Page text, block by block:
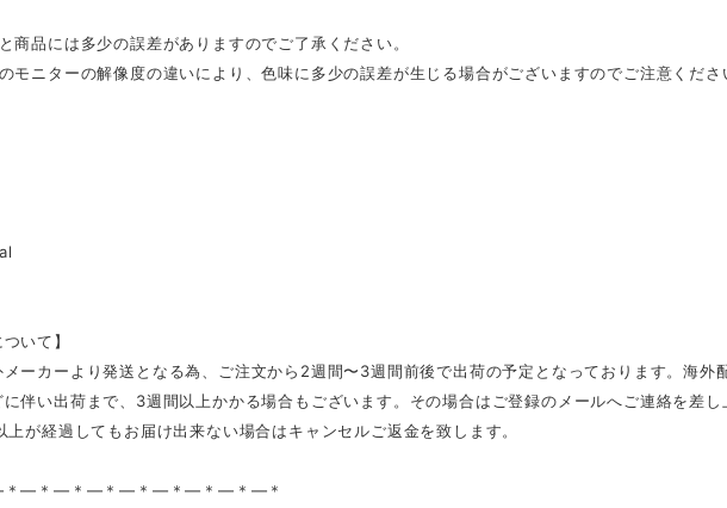
商品には多少の誤差がありますのでご了承ください。
モニターの解像度の違いにより、色味に多少の誤差が生じる場合がございますのでご注意くださ
いて】
メーカーより発送となる為、ご注文から2週間〜3週間前後で出荷の予定となっております。海外
に伴い出荷まで、3週間以上かかる場合もございます。その場合はご登録のメールへご連絡を差し
上が経過してもお届け出来ない場合はキャンセルご返金を致します。
—＊—＊—＊—＊—＊—＊—＊—＊